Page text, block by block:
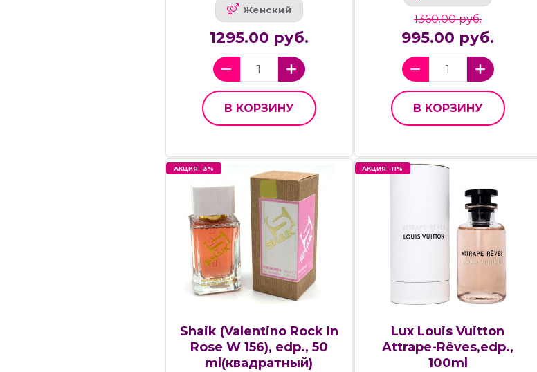
Женский
1295.00 руб.
В КОРЗИНУ
1360.00 руб.
995.00 руб.
В КОРЗИНУ
АКЦИЯ -3%
Shaik (Valentino Rock In
Rose W 156), edp., 50
ml(квадратный)
АКЦИЯ -11%
Lux Louis Vuitton
Attrape-Rêves,edp.,
100ml